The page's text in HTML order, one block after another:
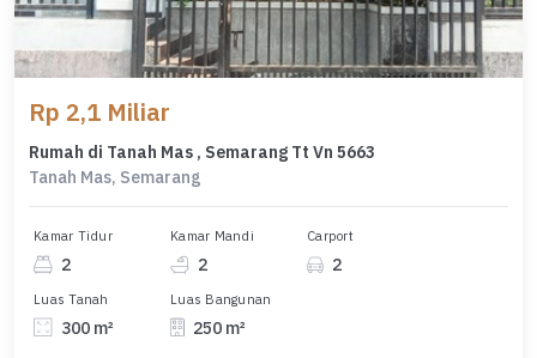
Rp 2,1 Miliar
Rumah di Tanah Mas , Semarang Tt Vn 5663
Tanah Mas, Semarang
Kamar Tidur
2
Kamar Mandi
2
Carport
2
Luas Tanah
300 m²
Luas Bangunan
250 m²